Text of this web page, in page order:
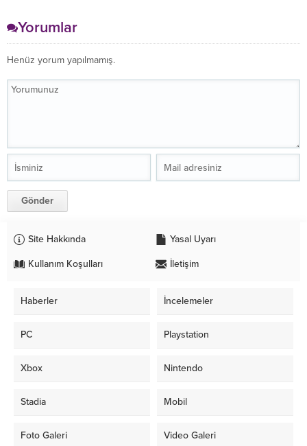
Yorumlar
Henüz yorum yapılmamış.
Site Hakkında Yasal Uyarı
Kullanım Koşulları İletişim
Haberler İncelemeler
PC Playstation
Xbox Nintendo
Stadia Mobil
Foto Galeri Video Galeri